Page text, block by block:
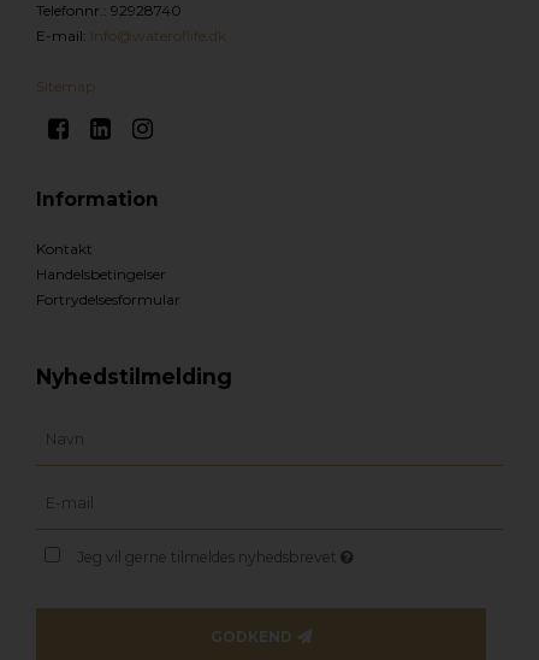
Telefonnr.: 92928740
E-mail: Info@wateroflife.dk
Sitemap
Information
Kontakt
Handelsbetingelser
Fortrydelsesformular
Nyhedstilmelding
Jeg vil gerne tilmeldes nyhedsbrevet
GODKEND